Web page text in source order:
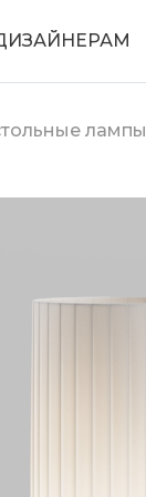
лампы